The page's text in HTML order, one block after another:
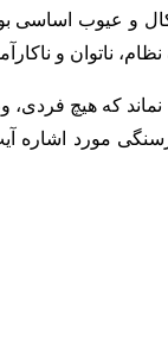
عیوب اساسی
ناتوان و
نماند که هیچ
مورد اشاره